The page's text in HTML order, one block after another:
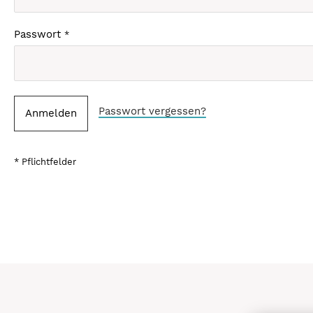
Passwort
Anmelden Passwort vergessen?